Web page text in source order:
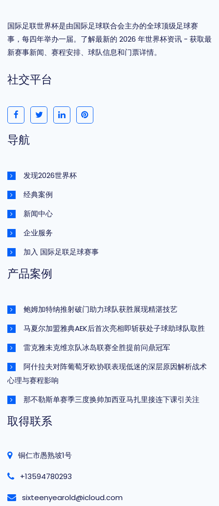
国际足联世界杯是由国际足球联合会主办的全球顶级足球赛
事，每四年举办一届。了解最新的 2026 年世界杯资讯 - 获取最
新赛事新闻、赛程安排、球队信息和门票详情。
社交平台
导航
发现2026世界杯
经典案例
新闻中心
企业服务
加入 国际足联足球赛事
产品案例
鲍姆加特纳推射破门助力球队获胜展现精湛技艺
马夏尔加盟雅典AEK后首次亮相即斩获处子球助球队取胜
雷克雅未克维京队冰岛联赛全胜提前问鼎冠军
阿什拉夫对阵葡萄牙欧协联表现低迷的深层原因解析战术
心理与赛程影响
那不勒斯单赛季三度换帅加西亚马扎里接连下课引关注
取得联系
铜仁市愚熟坡1号
+13594780293
sixteenyearold@icloud.com